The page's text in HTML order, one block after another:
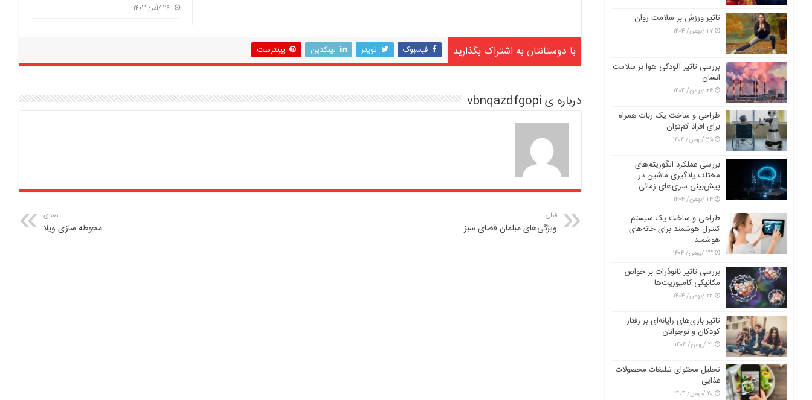
۲۶ /آذر/ ۱۴۰۳
با دوستانتان به اشتراک بگذارید فیسبوک تویتر لینکدین پینترست
درباره ی vbnqazdfgopi
قبلی
ویژگی‌های مبلمان فضای سبز
بعدی
محوطه ‌سازی ویلا
تاثیر ورزش بر سلامت روان
۲۷ /بهمن/ ۱۴۰۴
بررسی تاثیر آلودگی هوا بر سلامت
انسان
۲۶ /بهمن/ ۱۴۰۴
طراحی و ساخت یک ربات همراه
برای افراد کم‌توان
۲۵ /بهمن/ ۱۴۰۴
بررسی عملکرد الگوریتم‌های
مختلف یادگیری ماشین در
پیش‌بینی سری‌های زمانی
۲۴ /بهمن/ ۱۴۰۴
طراحی و ساخت یک سیستم
کنترل هوشمند برای خانه‌های
هوشمند
۲۳ /بهمن/ ۱۴۰۴
بررسی تاثیر نانوذرات بر خواص
مکانیکی کامپوزیت‌ها
۲۲ /بهمن/ ۱۴۰۴
تاثیر بازی‌های رایانه‌ای بر رفتار
کودکان و نوجوانان
۲۱ /بهمن/ ۱۴۰۴
تحلیل محتوای تبلیغات محصولات
غذایی
۲۰ /بهمن/ ۱۴۰۴